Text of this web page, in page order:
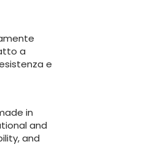
a
e
in
and
and